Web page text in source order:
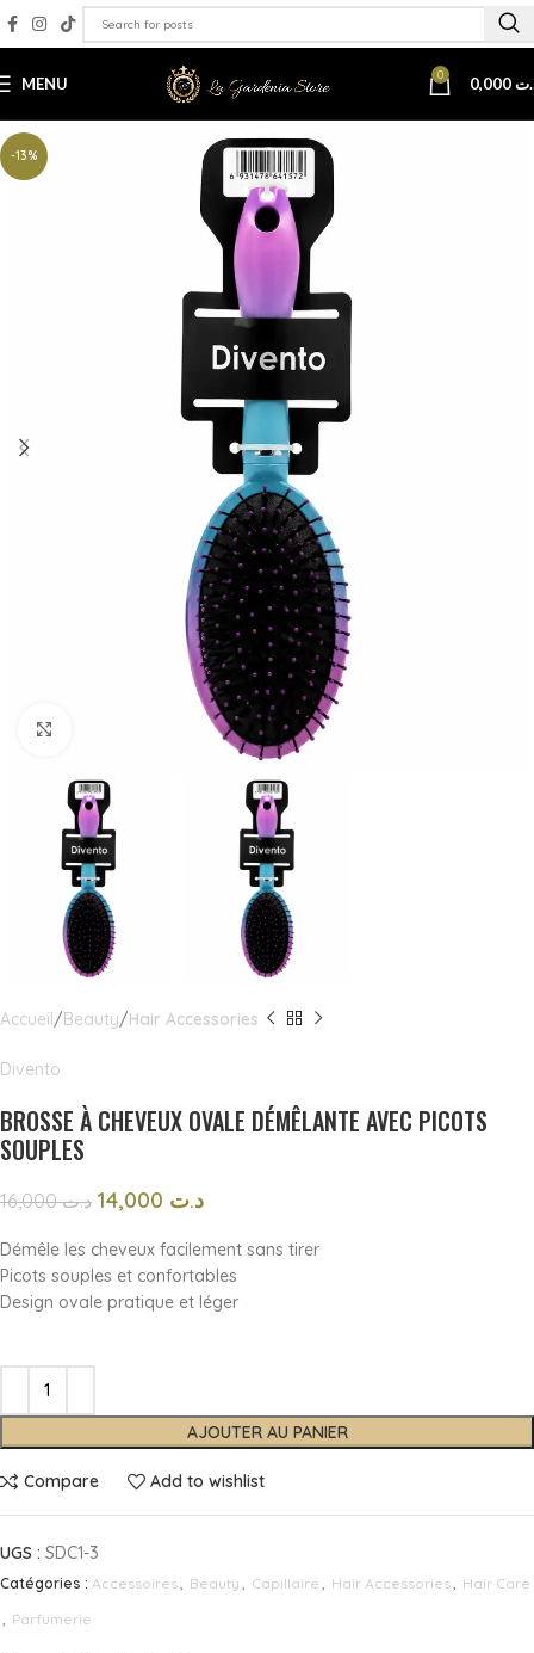
MENU 0
-13%
Accueil Beauty Hair Accessories
Divento
BROSSE À CHEVEUX OVALE DÉMÊLANTE AVEC PICOTS
SOUPLES
د.ت16,000 د.ت
Démêle les cheveux facilement sans tirer
Picots souples et confortables
Design ovale pratique et léger
AJOUTER AU PANIER
Compare Add to wishlist
UGS : SDC1-3
Catégories : Accessoires Beauty Capillaire Hair Accessories
Hair Care
Parfumerie